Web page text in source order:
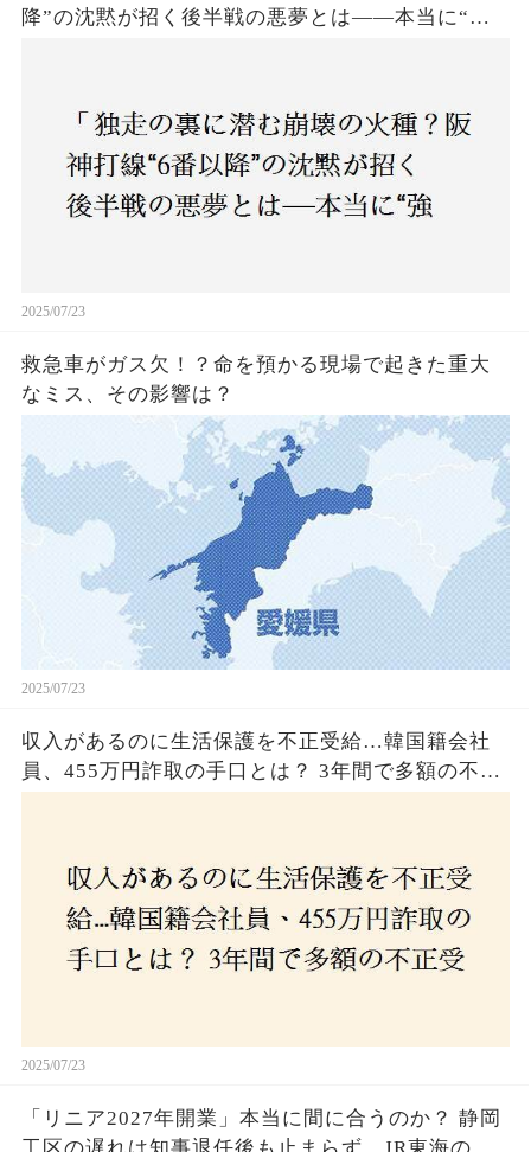
降”の沈黙が招く後半戦の悪夢とは——本当に“強
2025/07/23
救急車がガス欠！？命を預かる現場で起きた重大
なミス、その影響は？
2025/07/23
収入があるのに生活保護を不正受給…韓国籍会社
員、455万円詐取の手口とは？ 3年間で多額の不正
2025/07/23
「リニア2027年開業」本当に間に合うのか？ 静岡